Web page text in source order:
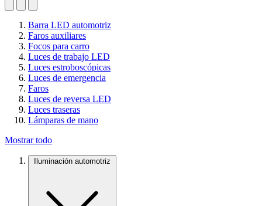
Barra LED automotriz
Faros auxiliares
Focos para carro
Luces de trabajo LED
Luces estroboscópicas
Luces de emergencia
Faros
Luces de reversa LED
Luces traseras
Lámparas de mano
Mostrar todo
Iluminación automotriz